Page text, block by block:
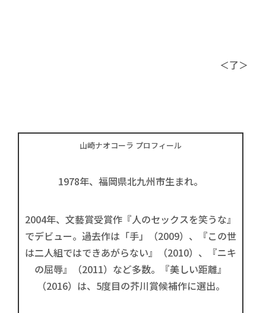
＜了＞
山崎ナオコーラ プロフィール
1978年、福岡県北九州市生まれ。
2004年、文藝賞受賞作『人のセックスを笑うな』
でデビュー。過去作は「手」（2009）、『この世
は二人組ではできあがらない』（2010）、『ニキ
の屈辱』（2011）など多数。『美しい距離』
（2016）は、5度目の芥川賞候補作に選出。